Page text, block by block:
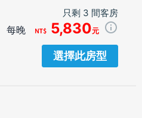
只剩 3 間客房
每晚 5,830元
選擇此房型